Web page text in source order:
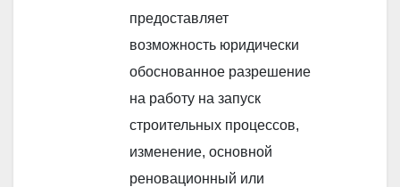
предоставляет
возможность юридически
обоснованное разрешение
на работу на запуск
строительных процессов,
изменение, основной
реновационный или